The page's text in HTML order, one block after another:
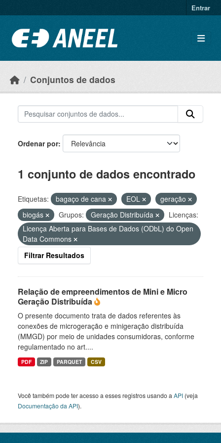
Entrar
Conjuntos de dados
Ordenar por
1 conjunto de dados encontrado
Etiquetas: bagaço de cana EOL
geração
biogás
Grupos: Geração Distribuída
Licenças:
Licença Aberta para Bases de Dados (ODbL) do Open
Data Commons
Filtrar Resultados
Relação de empreendimentos de Mini e Micro
Geração Distribuída
O presente documento trata de dados referentes às
conexões de microgeração e minigeração distribuída
(MMGD) por meio de unidades consumidoras, conforme
regulamentado no art....
PDF ZIP PARQUET CSV
Você também pode ter acesso a esses registros usando a API (veja
Documentação da API).